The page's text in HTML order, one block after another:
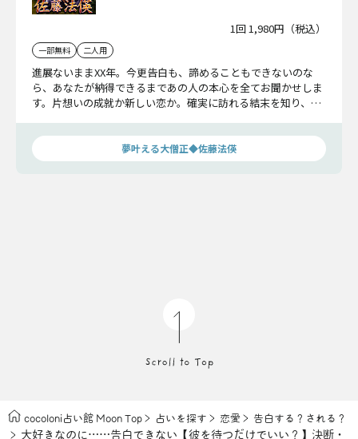
1回 1,980円（税込）
一部無料 二人用
進展ないままXX年。今更告白も、諦めることもできないのな
ら、あなたが納得できるまであの人の本心を全てお聞かせしま
す。片想いの成就か新しい恋か。確実に訪れる結末を知り、長
夢叶える大僧正◆佐藤法偀
cocoloni占い館 Moon Top 占いを探す 恋愛 告白する？される？
大好きなのに……告白できない【彼を待つだけでいい？】決断・